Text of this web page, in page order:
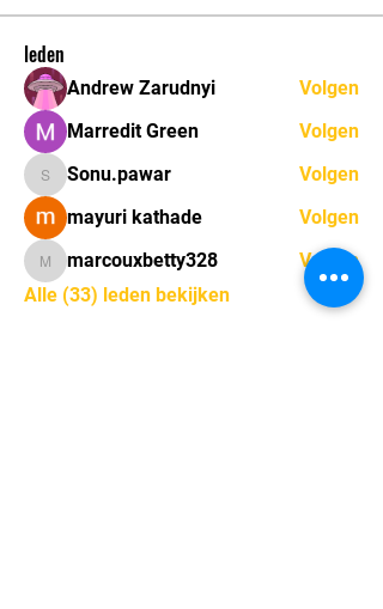
leden
Andrew Zarudnyi
Volgen
Marredit Green
Volgen
Sonu.pawar
Sonu.pawar
Volgen
mayuri kathade
Volgen
marcouxbetty328
marcouxbetty328
Volgen
Alle (33) leden bekijken